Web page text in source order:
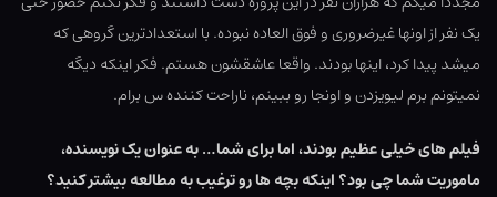
یک نفر از اونها غیرضروری و فوق العاده نبوده. با استعدادترین گروهی که
میشد پیدا کرد، اینها بودند. واقعا عاشقشون هستم. فکر اینکه دیگه
نمیتونم برم لیویزدن و اونجا رو ببینم، ناراحت کننده س برام.
فیلم های خیلی عظیم بودند، اما برای شما… به عنوان یک نویسنده،
ماموریت شما چی بود؟ اینکه بچه ها رو ترغیب به مطالعه بیشتر کنید؟